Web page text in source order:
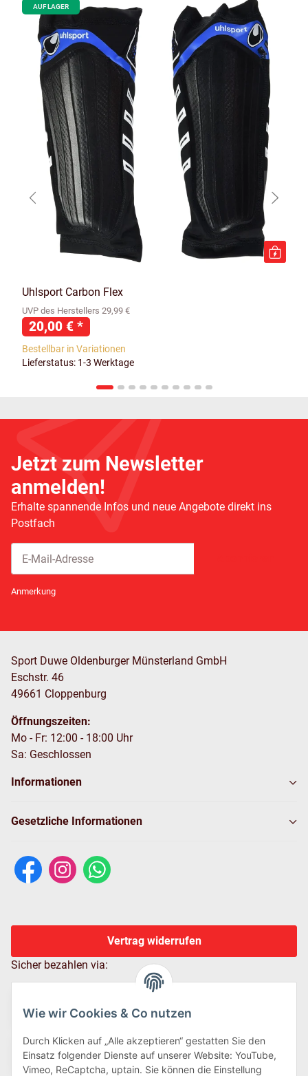
Wie wir Cookies & Co nutzen
Durch Klicken auf „Alle akzeptieren“ gestatten Sie den
Einsatz folgender Dienste auf unserer Website: YouTube,
Vimeo, ReCaptcha, uptain. Sie können die Einstellung
AUF LAGER
Uhlsport Carbon Flex
UVP des Herstellers 29,99 €
20,00 € *
Bestellbar in Variationen
Lieferstatus: 1-3 Werktage
Jetzt zum Newsletter
anmelden!
Erhalte spannende Infos und neue Angebote direkt ins
Postfach
Anmerkung
Sport Duwe Oldenburger Münsterland GmbH
Eschstr. 46
49661 Cloppenburg
Öffnungszeiten:
Mo - Fr: 12:00 - 18:00 Uhr
Sa: Geschlossen
Informationen
Gesetzliche Informationen
Vertrag widerrufen
Sicher bezahlen via: